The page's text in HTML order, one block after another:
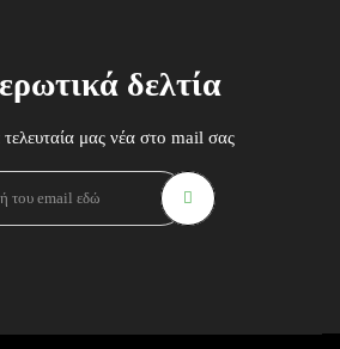
δελτία
μας νέα στο mail σας